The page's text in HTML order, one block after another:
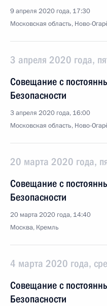
9 апреля 2020 года, 17:30
Московская область, Ново-
3 апреля 2020 года,
Совещание с
Безопасности
3 апреля 2020 года, 16:00
Московская область, Ново-
20 марта 2020 года,
Совещание с
Безопасности
20 марта 2020 года, 14:40
Москва, Кремль
4 марта 2020 года,
Совещание с
Безопасности